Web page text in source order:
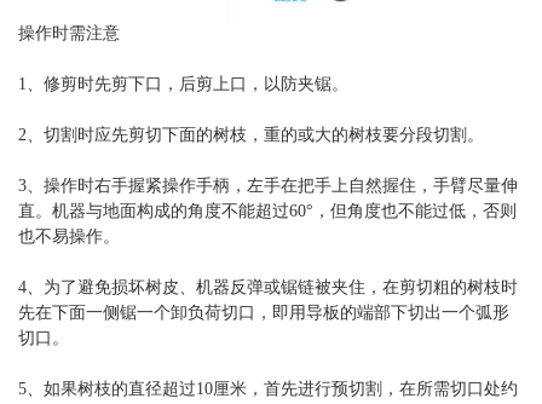
操作时需注意
1、修剪时先剪下口，后剪上口，以防夹锯。
2、切割时应先剪切下面的树枝，重的或大的树枝要分段切割。
3、操作时右手握紧操作手柄，左手在把手上自然握住，手臂尽量伸
直。机器与地面构成的角度不能超过60°，但角度也不能过低，否则
也不易操作。
4、为了避免损坏树皮、机器反弹或锯链被夹住，在剪切粗的树枝时
先在下面一侧锯一个卸负荷切口，即用导板的端部下切出一个弧形
切口。
5、如果树枝的直径超过10厘米，首先进行预切割，在所需切口处约